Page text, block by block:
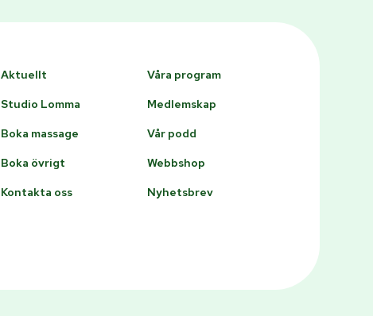
Aktuellt Våra program
Studio Lomma Medlemskap
Boka massage Vår podd
Boka övrigt Webbshop
Kontakta oss Nyhetsbrev